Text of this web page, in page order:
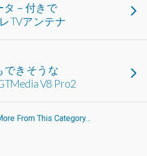
タ－付きで
TVアンテナ
できそうな
V8 Pro2
From This Category…